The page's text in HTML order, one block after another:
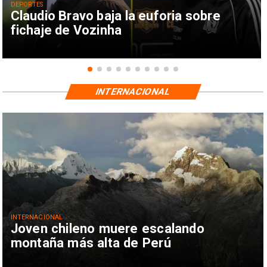
Claudio Bravo baja la euforia sobre
fichaje de Vozinha
DEPORTES
Joven chileno muere escalando
montaña más alta de Perú
INTERNACIONAL
INTERNACIONAL